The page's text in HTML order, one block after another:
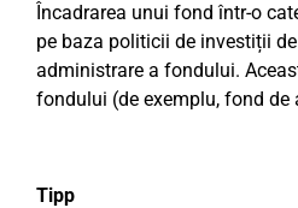
Încadrarea unui fond într-o
pe baza politicii de investiții
administrare a fondului.
fondului (de exemplu, fond
Tipp